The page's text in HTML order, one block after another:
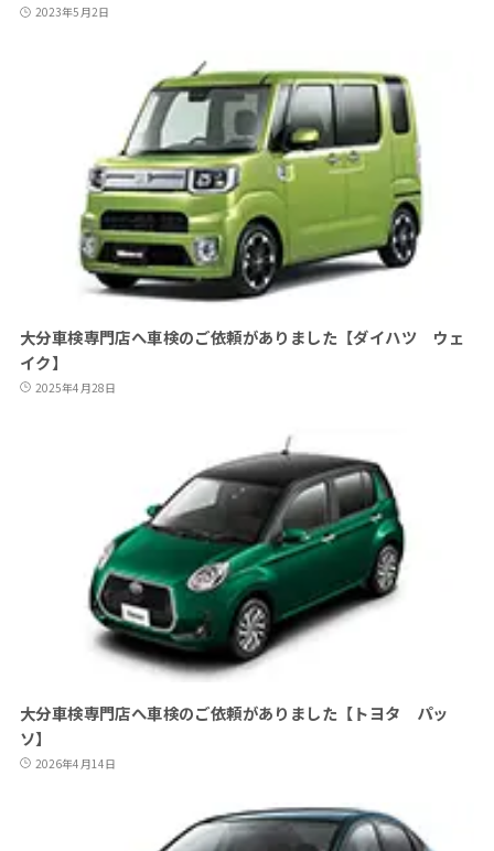
2023年5月2日
大分車検専門店へ車検のご依頼がありました【ダイハツ ウェ
イク】
2025年4月28日
大分車検専門店へ車検のご依頼がありました【トヨタ パッ
ソ】
2026年4月14日